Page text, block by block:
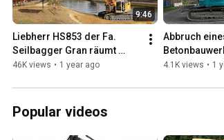
9:46
Liebherr HS853 der Fa.
Seilbagger Gran räumt
einen Kiesdamm aus dem
46K views • 1 year ago
Abbruch
SK270SR mit
Nagy
4.1K views • 1
Popular videos